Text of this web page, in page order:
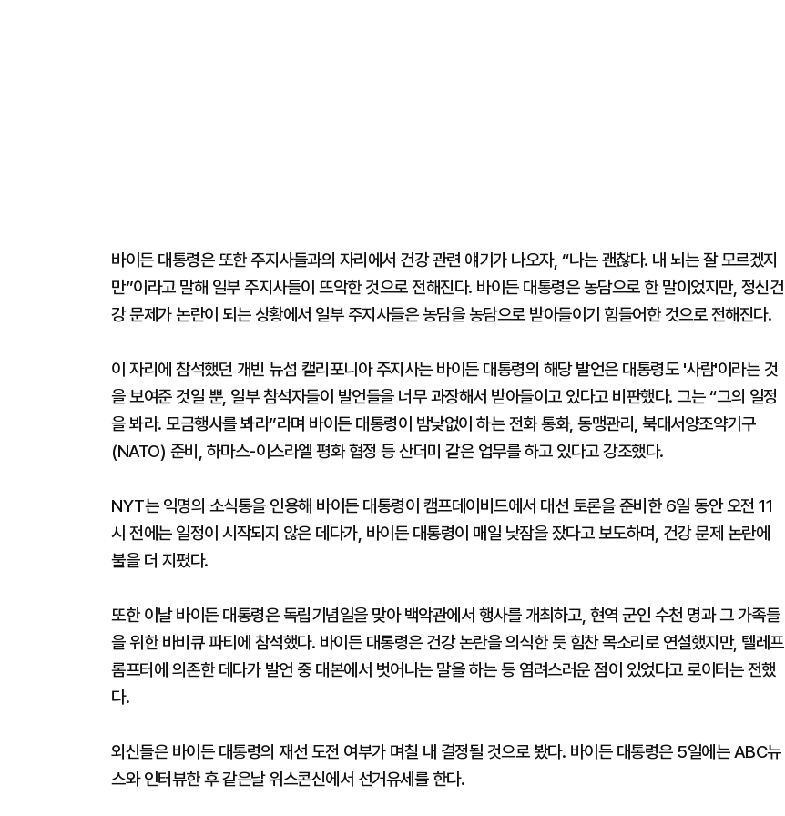
바이든 대통령은 또한 주지사들과의 자리에서 건강 관련 얘기가 나오자, “나는 괜찮다. 내 뇌는 잘 모르겠지
만”이라고 말해 일부 주지사들이 뜨악한 것으로 전해진다. 바이든 대통령은 농담으로 한 말이었지만, 정신건
강 문제가 논란이 되는 상황에서 일부 주지사들은 농담을 농담으로 받아들이기 힘들어한 것으로 전해진다.
이 자리에 참석했던 개빈 뉴섬 캘리포니아 주지사는 바이든 대통령의 해당 발언은 대통령도 '사람'이라는 것
을 보여준 것일 뿐, 일부 참석자들이 발언들을 너무 과장해서 받아들이고 있다고 비판했다. 그는 “그의 일정
을 봐라. 모금행사를 봐라”라며 바이든 대통령이 밤낮없이 하는 전화 통화, 동맹관리, 북대서양조약기구
(NATO) 준비, 하마스-이스라엘 평화 협정 등 산더미 같은 업무를 하고 있다고 강조했다.
NYT는 익명의 소식통을 인용해 바이든 대통령이 캠프데이비드에서 대선 토론을 준비한 6일 동안 오전 11
시 전에는 일정이 시작되지 않은 데다가, 바이든 대통령이 매일 낮잠을 잤다고 보도하며, 건강 문제 논란에
불을 더 지폈다.
또한 이날 바이든 대통령은 독립기념일을 맞아 백악관에서 행사를 개최하고, 현역 군인 수천 명과 그 가족들
을 위한 바비큐 파티에 참석했다. 바이든 대통령은 건강 논란을 의식한 듯 힘찬 목소리로 연설했지만, 텔레프
롬프터에 의존한 데다가 발언 중 대본에서 벗어나는 말을 하는 등 염려스러운 점이 있었다고 로이터는 전했
다.
외신들은 바이든 대통령의 재선 도전 여부가 며칠 내 결정될 것으로 봤다. 바이든 대통령은 5일에는 ABC뉴
스와 인터뷰한 후 같은날 위스콘신에서 선거유세를 한다.